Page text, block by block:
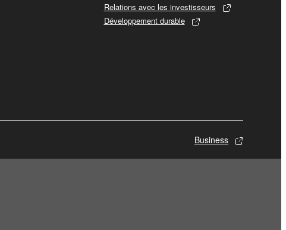
Relations avec les investisseurs
Développement durable
Business